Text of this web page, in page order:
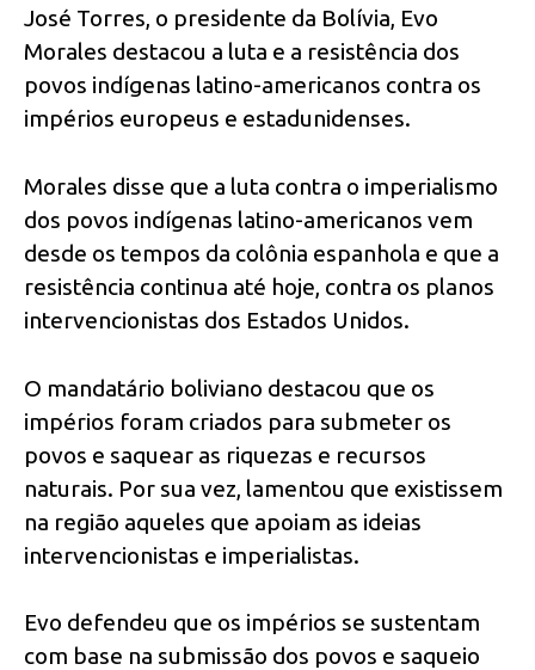
José Torres, o presidente da Bolívia, Evo
Morales destacou a luta e a resistência dos
povos indígenas latino-americanos contra os
impérios europeus e estadunidenses.
Morales disse que a luta contra o imperialismo
dos povos indígenas latino-americanos vem
desde os tempos da colônia espanhola e que a
resistência continua até hoje, contra os planos
intervencionistas dos Estados Unidos.
O mandatário boliviano destacou que os
impérios foram criados para submeter os
povos e saquear as riquezas e recursos
naturais. Por sua vez, lamentou que existissem
na região aqueles que apoiam as ideias
intervencionistas e imperialistas.
Evo defendeu que os impérios se sustentam
com base na submissão dos povos e saqueio